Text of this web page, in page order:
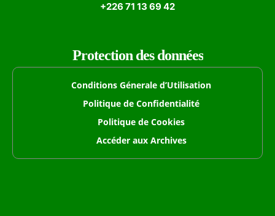
+226 71 13 69 42
Protection des données
Conditions Génerale d’Utilisation
Politique de Confidentialité
Politique de Cookies
Accéder aux Archives